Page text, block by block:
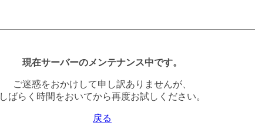
現在サーバーのメンテナンス中です。
ご迷惑をおかけして申し訳ありませんが、
しばらく時間をおいてから再度お試しください。
戻る